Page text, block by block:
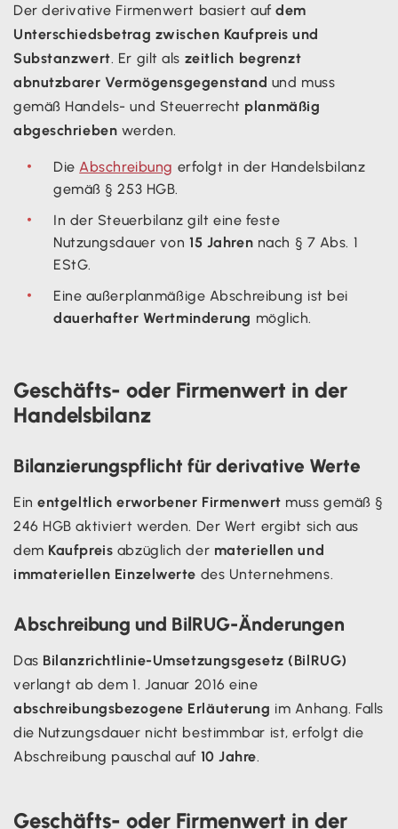
Der derivative Firmenwert basiert aufdem
Unterschiedsbetrag zwischen Kaufpreis und
Substanzwert. Er gilt als zeitlich begrenzt
abnutzbarer Vermögensgegenstand und muss
gemäß Handels- und Steuerrecht planmäßig
abgeschrieben werden.
DieAbschreibung erfolgt in der Handelsbilanz
gemäß § 253 HGB.
In der Steuerbilanz gilt eine feste
Nutzungsdauer von15 Jahren nach § 7 Abs. 1
EStG.
Eine außerplanmäßige Abschreibung ist bei
dauerhafter Wertminderung möglich.
Geschäfts- oder Firmenwert in der
Handelsbilanz
Bilanzierungspflicht für derivative Werte
Einentgeltlich erworbener Firmenwert muss gemäß §
246 HGB aktiviert werden. Der Wert ergibt sich aus
dem Kaufpreis abzüglich der materiellen und
immateriellen Einzelwerte des Unternehmens.
Abschreibung und BilRUG-Änderungen
Das Bilanzrichtlinie-Umsetzungsgesetz (BilRUG)
verlangt ab dem 1. Januar 2016 eine
abschreibungsbezogene Erläuterung im Anhang. Falls
die Nutzungsdauer nicht bestimmbar ist, erfolgt die
Abschreibung pauschal auf 10 Jahre.
Geschäfts- oder Firmenwert in der